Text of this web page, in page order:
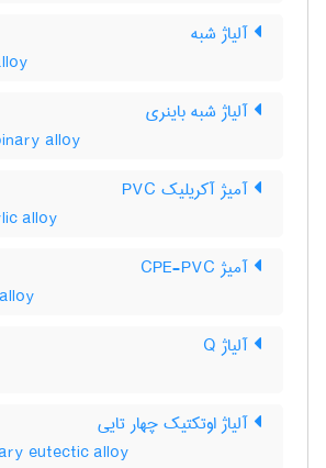
آلیاژ شبه
آلیاژ شبه باینری
alloy
آمیژ آکریلیک PVC
alloy
آمیژ CPE-PVC
آلیاژ Q
آلیاژ اوتکتیک چهار تایی
eutectic alloy